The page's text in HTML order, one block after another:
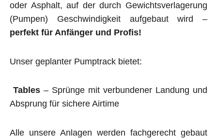
oder Asphalt, auf der durch Gewichtsverlagerung
(Pumpen) Geschwindigkeit aufgebaut wird –
perfekt für Anfänger und Profis!
Unser geplanter Pumptrack bietet:
Tables – Sprünge mit verbundener Landung und
Absprung für sichere Airtime
Alle unsere Anlagen werden fachgerecht gebaut